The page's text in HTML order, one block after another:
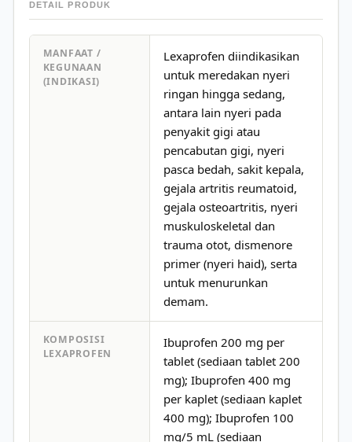
DETAIL PRODUK
MANFAAT /
KEGUNAAN
(INDIKASI)
Lexaprofen diindikasikan
untuk meredakan nyeri
ringan hingga sedang,
antara lain nyeri pada
penyakit gigi atau
pencabutan gigi, nyeri
pasca bedah, sakit kepala,
gejala artritis reumatoid,
gejala osteoartritis, nyeri
muskuloskeletal dan
trauma otot, dismenore
primer (nyeri haid), serta
untuk menurunkan
demam.
KOMPOSISI
LEXAPROFEN
Ibuprofen 200 mg per
tablet (sediaan tablet 200
mg); Ibuprofen 400 mg
per kaplet (sediaan kaplet
400 mg); Ibuprofen 100
mg/5 mL (sediaan